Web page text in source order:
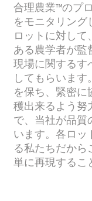
合理農業™のプ
をモニタリング
ロットに対し
ある農学者が監
現場に関するす
してもらいま
を保ち、緊密に
穫出来るよう努
で、当社が品質
います。各ロッ
る私たちだから
単に再現するこ